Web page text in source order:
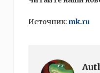
Источник: mk.ru